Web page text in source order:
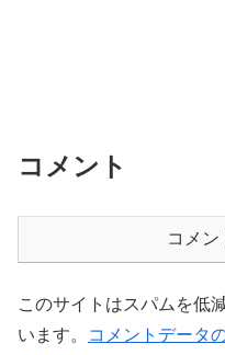
コメント
コメン
このサイトはスパムを低
います。
コメントデータ